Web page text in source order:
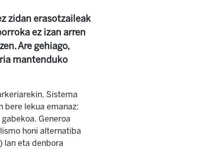
zidan erasotzaileak
ez izan arren
Are gehiago,
mantenduko
Sistema
bere lekua emanaz:
Generoa
honi alternatiba
lan eta denbora